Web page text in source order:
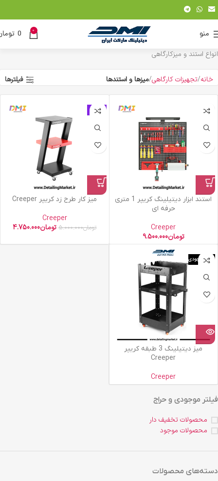
منو 0
0
فیلتر موجودی و حراج
محصولات تخفیف دار
محصولات موجود
دسته‌های محصولات
انواع استند و میزکارگاهی
خانه تجهیزات کارگاهی میزها و استندها فیلترها
استند ابزار دیتیلینگ کریپر 1 متری
حرفه ای
Creeper
تومان9.500.000
حراج
میز کار طرح زد کریپر Creeper
Creeper
تومان5.000.000 تومان4.750.000
اتمام موجودی
میز دیتیلینگ 3 طبقه کریپر
Creeper
Creeper